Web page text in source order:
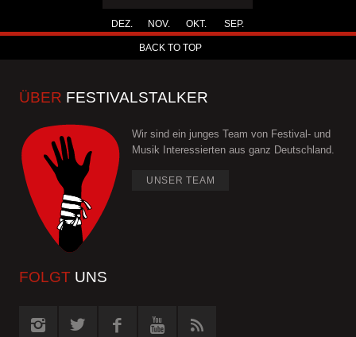
DEZ. NOV. OKT. SEP.
BACK TO TOP
ÜBER FESTIVALSTALKER
Wir sind ein junges Team von Festival- und
Musik Interessierten aus ganz Deutschland.
UNSER TEAM
FOLGT UNS